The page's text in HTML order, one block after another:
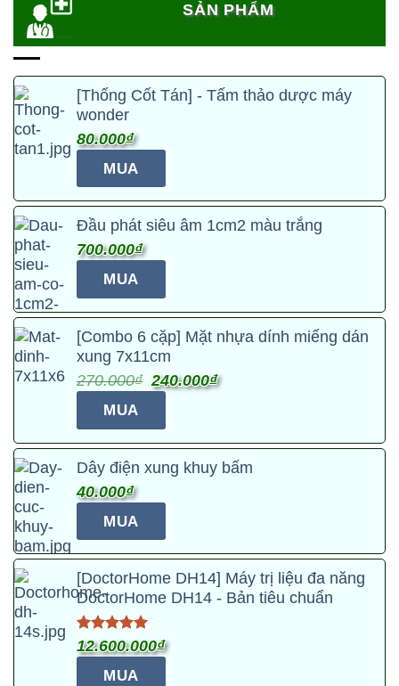
SẢN PHẨM
[Thống Cốt Tán] - Tấm thảo dược máy
wonder
80.000₫
MUA
Đầu phát siêu âm 1cm2 màu trắng
700.000₫
MUA
[Combo 6 cặp] Mặt nhựa dính miếng dán
xung 7x11cm
270.000₫ Giá
270.000₫.
240.000₫Giá
là:
240.000₫.
MUA
Dây điện xung khuy bấm
40.000₫
MUA
Sản
phẩm
này
có
biến
[DoctorHome DH14] Máy trị liệu đa năng
DoctorHome DH14 - Bản tiêu chuẩn
Được xếp
hạng4.95
5 sao
12.600.000₫
MUA